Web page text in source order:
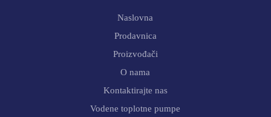
Naslovna
Prodavnica
Proizvođači
O nama
Kontaktirajte nas
Vodene toplotne pumpe